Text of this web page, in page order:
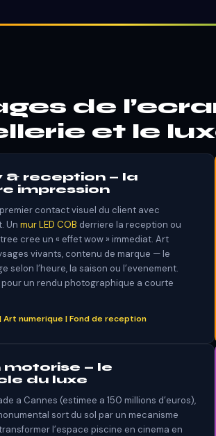
de
et le
& reception — la
impression
contact visuel du client avec
Un mur LED COB derriere la reception ou
cree un « effet wow » immediat. Art
vivants, contenu de marque — le
selon l’heure, la saison ou l’evenement.
pour un rendu photographique a courte
Art numerique | Fond de reception
motorise — le
du luxe
a Cannes (estimee a 150 millions d’euros),
sort du sol par un mecanisme
l’espace piscine en cinema en